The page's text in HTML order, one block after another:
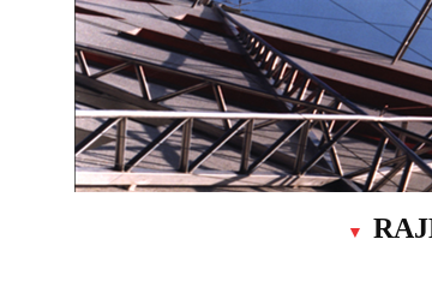
▼